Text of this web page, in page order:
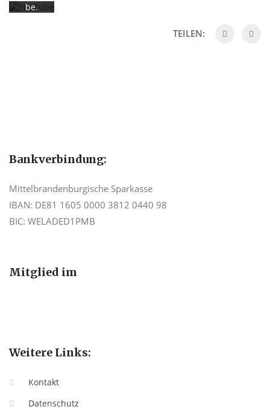
be.
TEILEN:
Bankverbindung:
Mittelbrandenburgische Sparkasse
IBAN: DE81 1605 0000 3812 0440 98
BIC: WELADED1PMB
Mitglied im
Weitere Links:
Kontakt
Datenschutz